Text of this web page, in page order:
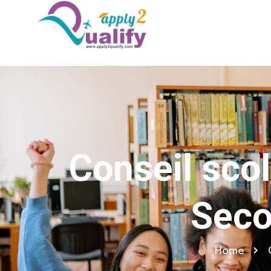
Conseil
Home